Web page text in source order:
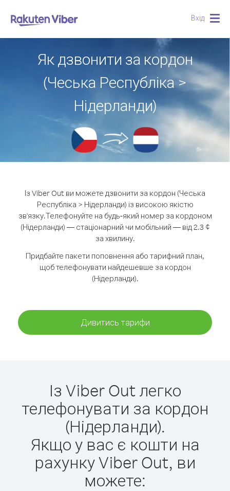
Вхід
Як дзвонити за кордон
(Чеська Республіка >
Нідерланди)
Із Viber Out ви можете дзвонити за кордон (Чеська
Республіка > Нідерланди) із високою якістю
зв'язку.Телефонуйте на будь-який номер за кордоном
(Нідерланди) — стаціонарний чи мобільний — від 2.3 ¢
за хвилину.
Придбайте пакети поповнення або тарифний план,
щоб телефонувати найдешевше за кордон
(Нідерланди).
Дивитись тарифи
Із Viber Out легко
телефонувати за кордон
(Нідерланди).
Якщо у вас є кошти на
рахунку Viber Out, ви
можете: